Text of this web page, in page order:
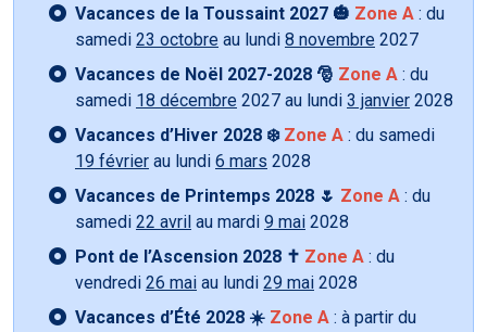
Vacances de la Toussaint 2027 🎃 Zone A : du
samedi 23 octobre au lundi 8 novembre 2027
Vacances de Noël 2027-2028 🎅 Zone A : du
samedi 18 décembre 2027 au lundi 3 janvier 2028
Vacances d’Hiver 2028 ❄️ Zone A : du samedi
19 février au lundi 6 mars 2028
Vacances de Printemps 2028 🌷 Zone A : du
samedi 22 avril au mardi 9 mai 2028
Pont de l’Ascension 2028 ✝️ Zone A : du
vendredi 26 mai au lundi 29 mai 2028
Vacances d’Été 2028 ☀️ Zone A : à partir du